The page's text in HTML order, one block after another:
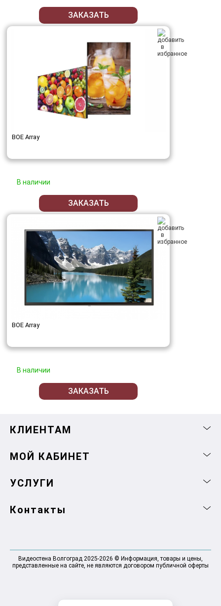
ЗАКАЗАТЬ
BOE Array
В наличии
ЗАКАЗАТЬ
BOE Array
В наличии
ЗАКАЗАТЬ
КЛИЕНТАМ
МОЙ КАБИНЕТ
УСЛУГИ
Контакты
Видеостена Волгоград 2025-2026 © Информация, товары и цены,
представленные на сайте, не являются договором публичной оферты